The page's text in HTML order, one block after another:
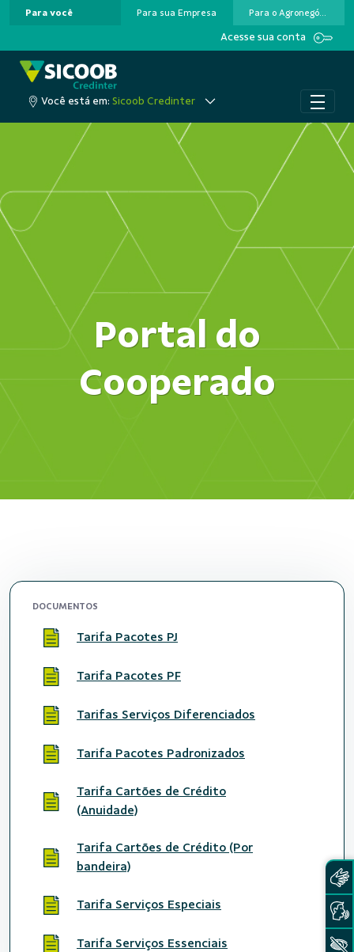
Pular para o Conteúdo principal
Para você Para sua Empresa Para o Agronegócio
Acesse sua conta
Você está em: Sicoob Credinter
Portal do
Cooperado
DOCUMENTOS
Tarifa Pacotes PJ
Tarifa Pacotes PF
Tarifas Serviços Diferenciados
Tarifa Pacotes Padronizados
Tarifa Cartões de Crédito
(Anuidade)
Tarifa Cartões de Crédito (Por
bandeira)
Tarifa Serviços Especiais
Tarifa Serviços Essenciais